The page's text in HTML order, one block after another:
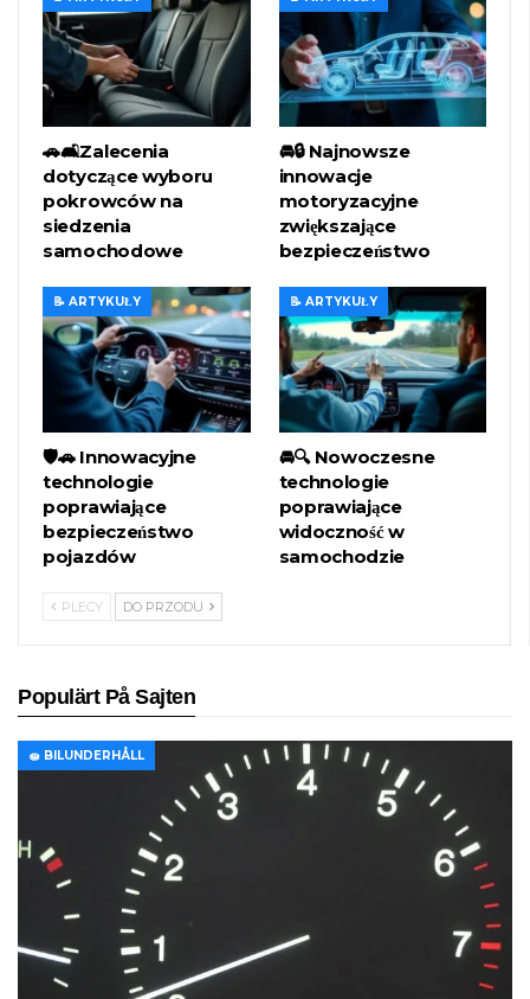
🚗🛋️Zalecenia
dotyczące wyboru
pokrowców na
siedzenia
samochodowe
🚘🔒 Najnowsze
innowacje
motoryzacyjne
zwiększające
bezpieczeństwo
📝 ARTYKUŁY
🛡️🚗 Innowacyjne
technologie
poprawiające
bezpieczeństwo
pojazdów
📝 ARTYKUŁY
🚘🔍 Nowoczesne
technologie
poprawiające
widoczność w
samochodzie
PLECY DO PRZODU
Populärt På Sajten
🧽 BILUNDERHÅLL